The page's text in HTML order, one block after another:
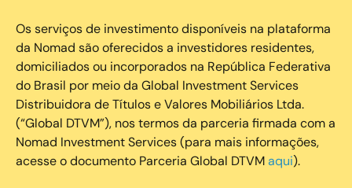
Os serviços de investimento disponíveis na plataforma
da Nomad são oferecidos a investidores residentes,
domiciliados ou incorporados na República Federativa
do Brasil por meio da Global Investment Services
Distribuidora de Títulos e Valores Mobiliários Ltda.
(“Global DTVM”), nos termos da parceria firmada com a
Nomad Investment Services (para mais informações,
acesse o documento Parceria Global DTVMaqui).